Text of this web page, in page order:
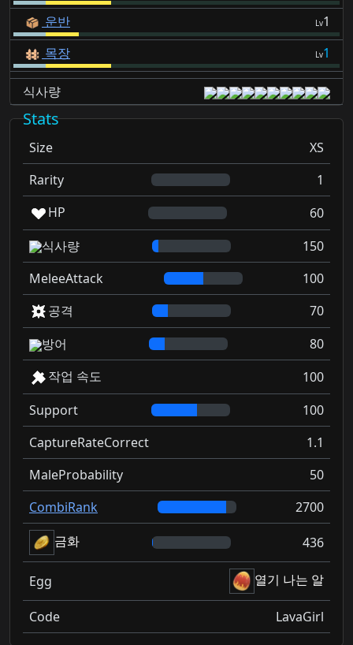
운반
Lv1
목장
Lv1
식사량
Stats
Size
XS
Rarity
1
HP
60
식사량
150
MeleeAttack
100
공격
70
방어
80
작업 속도
100
Support
100
CaptureRateCorrect
1.1
MaleProbability
50
CombiRank
2700
금화
436
Egg 열기 나는 알
Code LavaGirl